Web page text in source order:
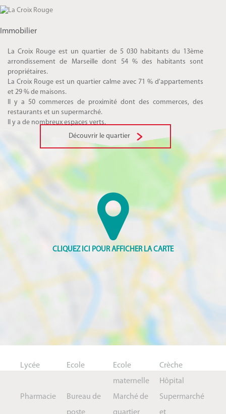
Immobilier
La Croix Rouge est un quartier de 5 030 habitants du 13ème
arrondissement de Marseille dont 54 % des habitants sont
propriétaires.
La Croix Rouge est un quartier calme avec 71 % d'appartements
et 29 % de maisons.
Il y a 50 commerces de proximité dont des commerces, des
restaurants et un supermarché.
Il y a de nombreux espaces verts.
Découvrir le quartier
Lycée Ecole
Ecole
maternelle
Crèche
Hôpital
Pharmacie
Bureau de
Marché de
Supermarché